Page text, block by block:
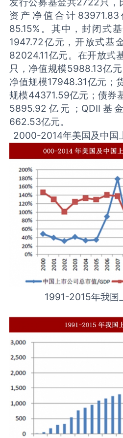
资产净值合计
85.15%。其中，封闭式
1947.72亿元，开放式基
82024.11亿元。在开放式
只，净值规模5988.13亿
净值规模17948.31亿元；
规模44371.59亿元；债券
5895.92亿元；QDII基
662.53亿元。
2000-2014年美国及中国
1991-2015年我国